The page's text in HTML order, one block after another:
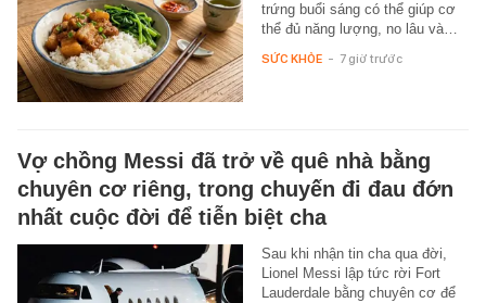
trứng buổi sáng có thể giúp cơ
thể đủ năng lượng, no lâu và…
SỨC KHỎE - 7 giờ trước
Vợ chồng Messi đã trở về quê nhà bằng
chuyên cơ riêng, trong chuyến đi đau đớn
nhất cuộc đời để tiễn biệt cha
Sau khi nhận tin cha qua đời,
Lionel Messi lập tức rời Fort
Lauderdale bằng chuyên cơ để